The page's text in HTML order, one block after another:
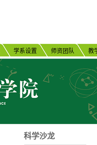
学系设置 师资团队 教
科学沙龙